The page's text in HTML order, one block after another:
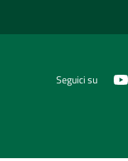
Seguici su